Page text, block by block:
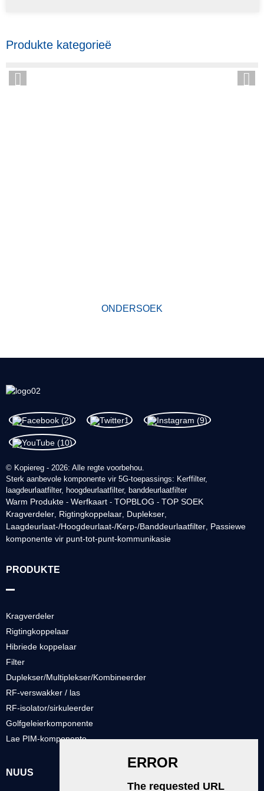
Produkte kategorieë
ONDERSOEK
© Kopiereg - 2026: Alle regte voorbehou.
Sterk aanbevole komponente vir 5G-toepassings: Kerffilter,
laagdeurlaatfilter, hoogdeurlaatfilter, banddeurlaatfilter
Warm Produkte -Werfkaart -TOPBLOG -TOP SOEK
Kragverdeler Rigtingkoppelaar Duplekser
Laagdeurlaat-/Hoogdeurlaat-/Kerp-/Banddeurlaatfilter Passiewe
komponente vir punt-tot-punt-kommunikasie
PRODUKTE
Kragverdeler
Rigtingkoppelaar
Hibriede koppelaar
Filter
Duplekser/Multiplekser/Kombineerder
RF-verswakker / las
RF-isolator/sirkuleerder
Golfgeleierkomponente
Lae PIM-komponente
NUUS